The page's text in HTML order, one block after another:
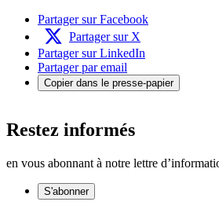
Partager sur Facebook
Partager sur X
Partager sur LinkedIn
Partager par email
Copier dans le presse-papier
Restez informés
en vous abonnant à notre lettre
S'abonner